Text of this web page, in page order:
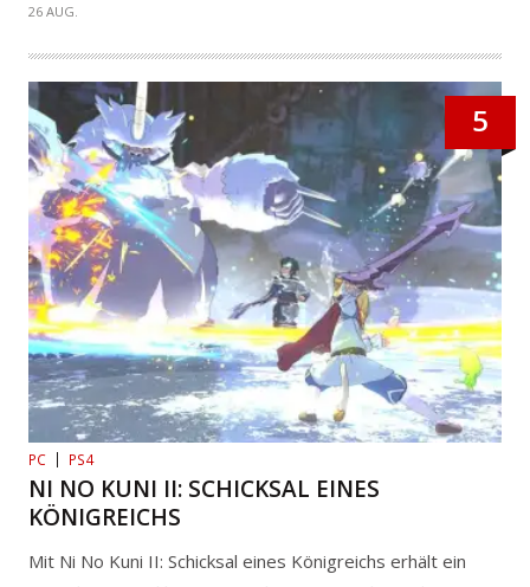
26 AUG.
5
PC PS4
NI NO KUNI II: SCHICKSAL EINES
KÖNIGREICHS
Mit Ni No Kuni II: Schicksal eines Königreichs erhält ein